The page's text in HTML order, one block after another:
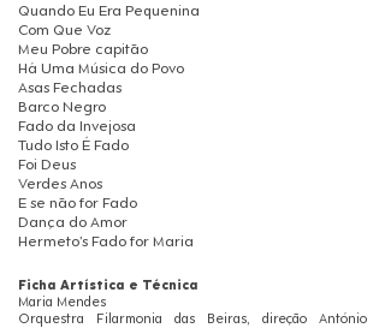
Quando Eu Era Pequenina
Com Que Voz
Meu Pobre capitão
Há Uma Música do Povo
Asas Fechadas
Barco Negro
Fado da Invejosa
Tudo Isto É Fado
Foi Deus
Verdes Anos
E se não for Fado
Dança do Amor
Hermeto’s Fado for Maria
Ficha Artística e Técnica
Maria Mendes
Orquestra Filarmonia das Beiras, direção António